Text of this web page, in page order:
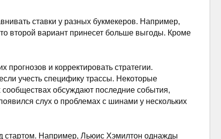
ставки у разных букмекеров. Например,
второй вариант принесет больше выгоды. Кроме
и корректировать стратегии.
учесть специфику трассы. Некоторые
обсуждают последние события,
слух о проблемах с шинами у нескольких
стартом. Например, Льюис Хэмилтон однажды